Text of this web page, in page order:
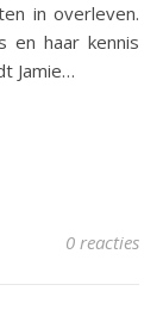
in overleven.
en haar kennis
Jamie…
0 reacties